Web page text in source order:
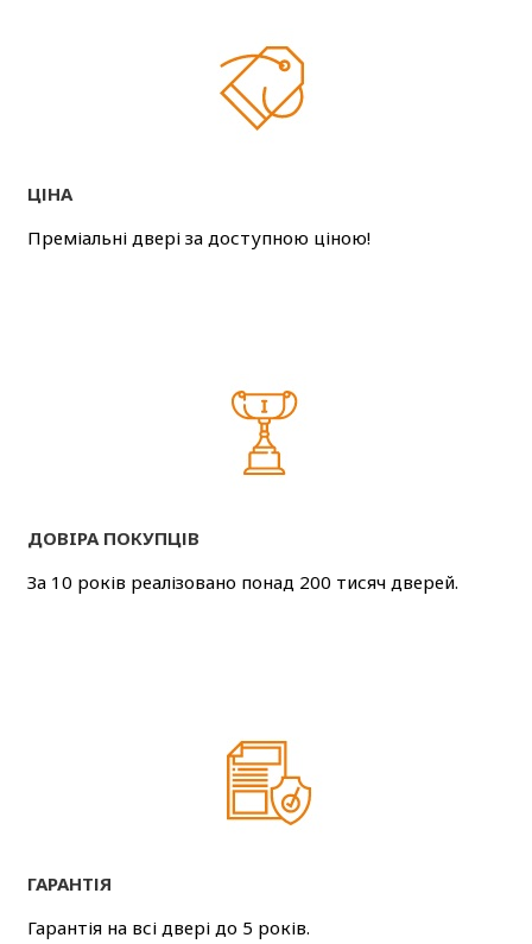
ЦІНА
Преміальні двері за доступною ціною!
ДОВIРА ПОКУПЦІВ
За 10 років реалізовано понад 200 тисяч дверей.
ГАРАНТІЯ
Гарантія на всі двері до 5 років.